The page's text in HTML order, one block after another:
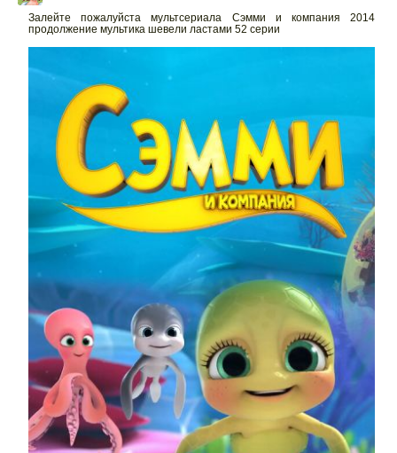
Залейте пожалуйста мультсериала Сэмми и компания 2014
продолжение мультика шевели ластами 52 серии